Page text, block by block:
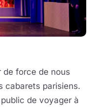
de force de nous
cabarets parisiens.
de voyager à